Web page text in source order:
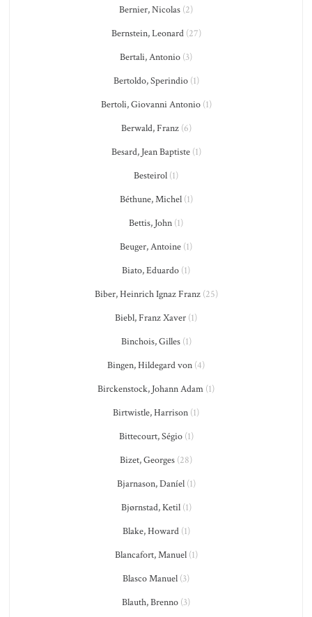
Bernier, Nicolas (2)
Bernstein, Leonard(27)
Bertali, Antonio (3)
Bertoldo, Sperindio(1)
Bertoli, Giovanni Antonio(1)
Berwald, Franz(6)
Besard, Jean Baptiste(1)
Besteirol (1)
Béthune, Michel(1)
Bettis, John (1)
Beuger, Antoine (1)
Biato, Eduardo (1)
Biber, Heinrich Ignaz Franz(25)
Biebl, Franz Xaver (1)
Binchois, Gilles(1)
Bingen, Hildegard von (4)
Birckenstock, Johann Adam (1)
Birtwistle, Harrison (1)
Bittecourt, Ségio(1)
Bizet, Georges (28)
Bjarnason, Daníel(1)
Bjørnstad, Ketil(1)
Blake, Howard(1)
Blancafort, Manuel(1)
Blasco Manuel (3)
Blauth, Brenno (3)